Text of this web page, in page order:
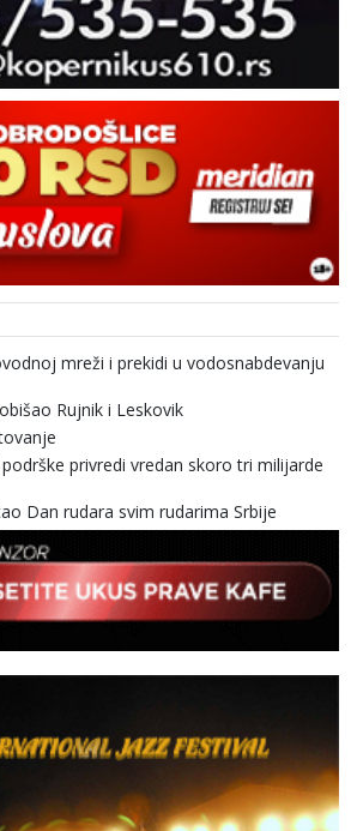
mreži i prekidi u vodosnabdevanju
Rujnik i Leskovik
privredi vredan skoro tri milijarde
Dan rudara svim rudarima Srbije